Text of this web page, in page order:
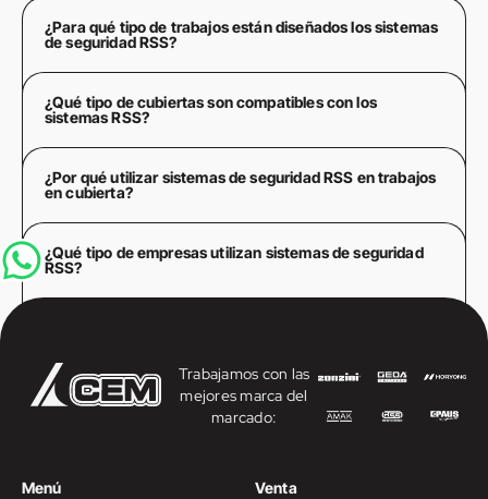
VER DETALLES
¿Para qué tipo de trabajos están diseñados los sistemas
de seguridad RSS?
¿Qué tipo de cubiertas son compatibles con los
sistemas RSS?
¿Por qué utilizar sistemas de seguridad RSS en trabajos
en cubierta?
¿Qué tipo de empresas utilizan sistemas de seguridad
RSS?
Trabajamos con las
mejores marca del
marcado:
Menú Venta